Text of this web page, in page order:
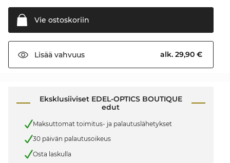
Vie ostoskoriin
Lisää vahvuus alk. 29,90 €
Eksklusiiviset EDEL-OPTICS BOUTIQUE
edut
Maksuttomat toimitus- ja palautuslähetykset
30 päivän palautusoikeus
Osta laskulla